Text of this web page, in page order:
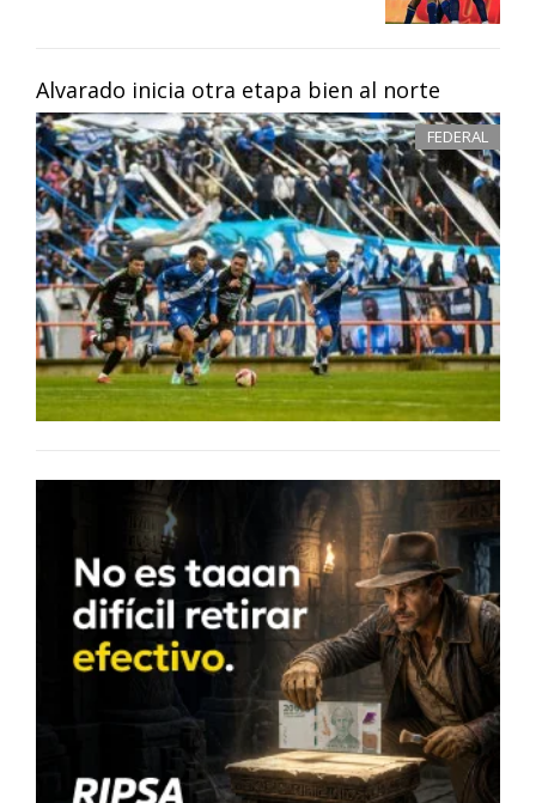
Alvarado inicia otra etapa bien al norte
FEDERAL